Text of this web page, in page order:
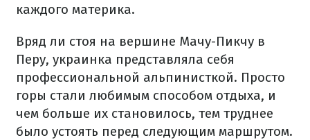
каждого материка.
Вряд ли стоя на вершине Мачу-Пикчу в
Перу, украинка представляла себя
профессиональной альпинисткой. Просто
горы стали любимым способом отдыха, и
чем больше их становилось, тем труднее
было устоять перед следующим маршрутом.